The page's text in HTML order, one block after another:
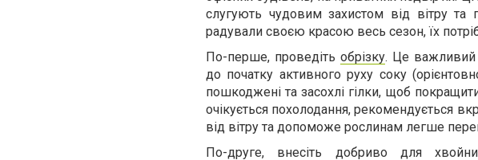
слугують чудовим захистом від вітру
радували своєю красою весь сезон, їх
По-перше, проведіть обрізку. Це важливий
до початку активного руху соку
пошкоджені та засохлі гілки, щоб
очікується похолодання, рекомендується
від вітру та допоможе рослинам легше
По-друге, внесіть добриво для